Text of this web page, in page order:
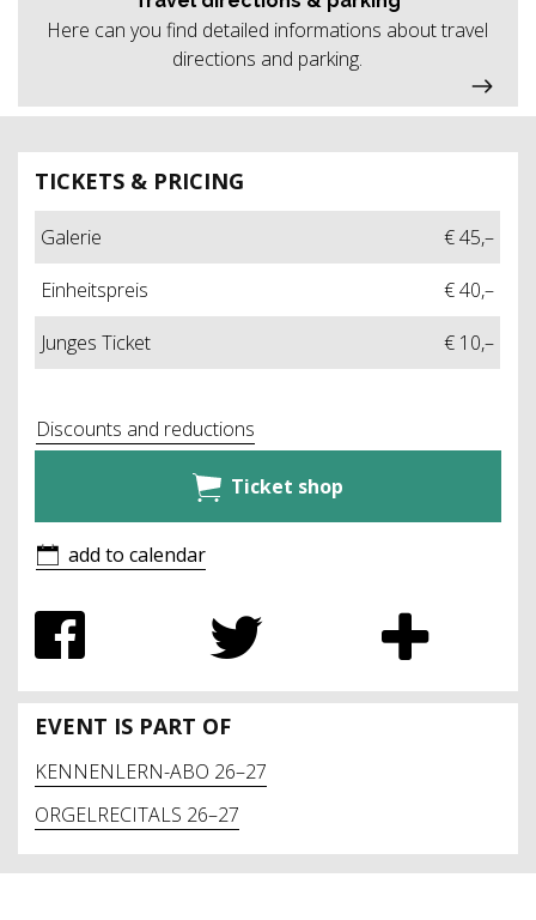
TICKETS & PRICING
Galerie
€ 45,–
Einheitspreis
€ 40,–
Junges Ticket
€ 10,–
Discounts and reductions
Ticket shop
add to calendar
EVENT IS PART OF
KENNENLERN-ABO 26–27
ORGELRECITALS 26–27
Here can you find detailed informations about travel
directions and parking.